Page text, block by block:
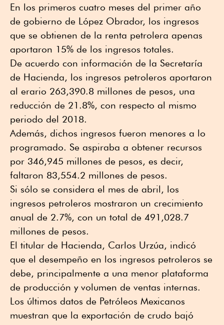
En los primeros cuatro meses del primer año
de gobierno de López Obrador, los ingresos
que se obtienen de la renta petrolera apenas
aportaron 15% de los ingresos totales.
De acuerdo con información de la Secretaría
de Hacienda, los ingresos petroleros aportaron
al erario 263,390.8 millones de pesos, una
reducción de 21.8%, con respecto al mismo
periodo del 2018.
Además, dichos ingresos fueron menores a lo
programado. Se aspiraba a obtener recursos
por 346,945 millones de pesos, es decir,
faltaron 83,554.2 millones de pesos.
Si sólo se considera el mes de abril, los
ingresos petroleros mostraron un crecimiento
anual de 2.7%, con un total de 491,028.7
millones de pesos.
El titular de Hacienda, Carlos Urzúa, indicó
que el desempeño en los ingresos petroleros se
debe, principalmente a una menor plataforma
de producción y volumen de ventas internas.
Los últimos datos de Petróleos Mexicanos
muestran que la exportación de crudo bajó